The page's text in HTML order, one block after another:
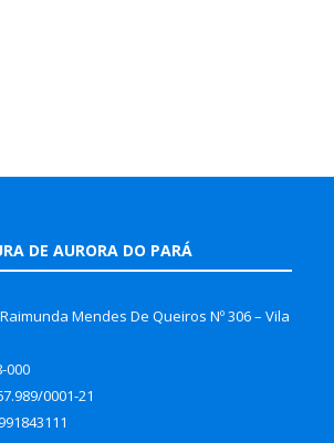
DE AURORA DO PARÁ
Mendes De Queiros Nº 306 – Vila
000
0001-21